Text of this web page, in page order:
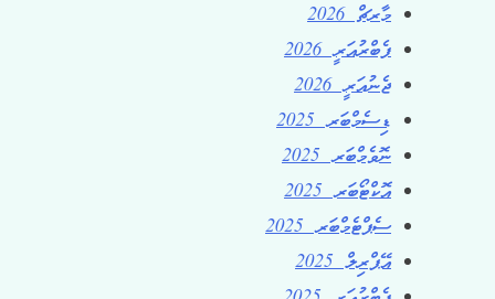
މާރޗް 2026
ފެބްރުއަރީ 2026
ޖެނުއަރީ 2026
ޑިސެމްބަރ 2025
ނޮވެމްބަރ 2025
އޮކްޓޯބަރ 2025
ސެޕްޓެމްބަރ 2025
އޭޕްރިލް 2025